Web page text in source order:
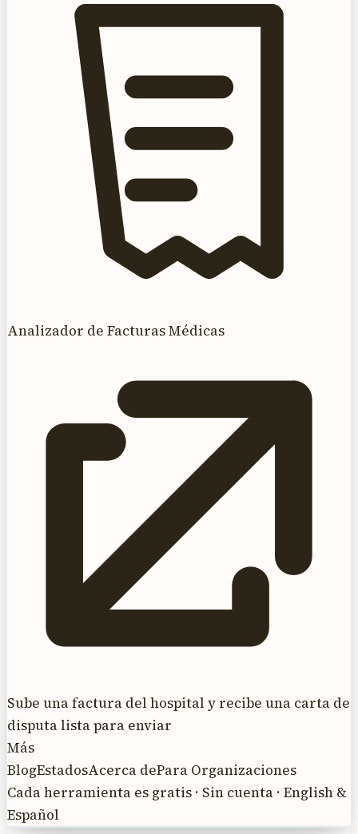
Analizador de Facturas Médicas
Sube una factura del hospital y recibe una carta de
disputa lista para enviar
Más
BlogEstadosAcerca dePara Organizaciones
Cada herramienta es gratis · Sin cuenta · English &
Español